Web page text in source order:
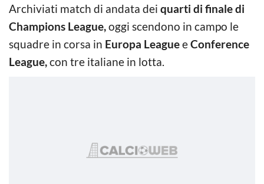
Archiviati match di andata dei quarti di finale di
Champions League,oggi scendono in campo le
squadre in corsa in Europa LeagueeConference
League,con tre italiane in lotta.